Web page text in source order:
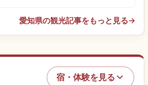
愛知県の観光記事をもっと見る→
宿・体験を見る